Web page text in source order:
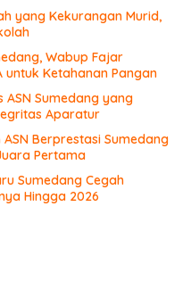
yang Kekurangan Murid,
Wabup Fajar
Ketahanan Pangan
ASN Sumedang yang
Aparatur
Berprestasi Sumedang
Pertama
Sumedang Cegah
Hingga 2026